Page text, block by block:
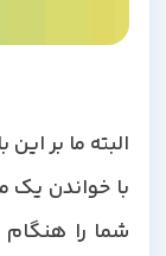
البته ما بر این
با خواندن یک